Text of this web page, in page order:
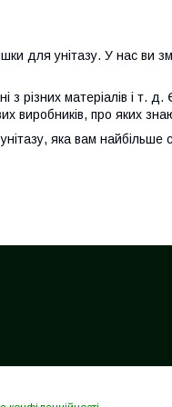
для унітазу. У нас ви
з різних матеріалів і т.
виробників, про яких
яка вам найбільше